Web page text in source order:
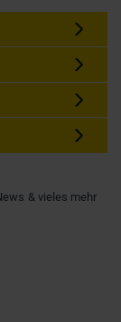
& vieles mehr